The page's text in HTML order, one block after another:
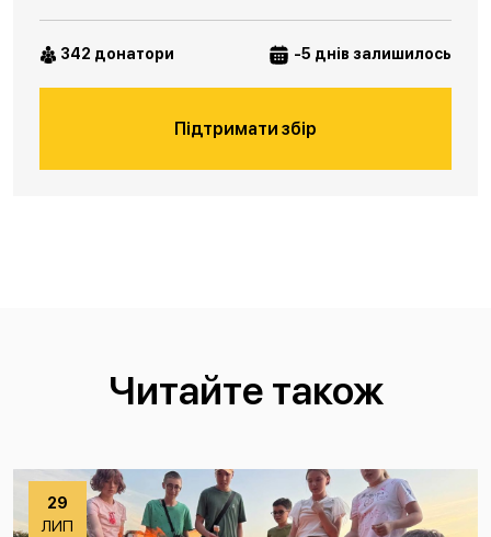
342 донатори -5 днів залишилось
Підтримати збір
Читайте також
29
ЛИП